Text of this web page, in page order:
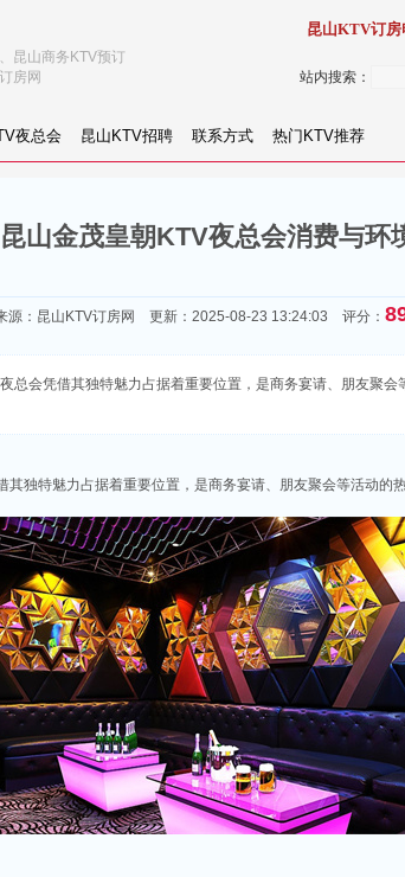
站内搜索：
夜总会 昆山KTV招聘 联系方式 热门KTV推荐
昆山商务KTV预订
房网
昆山KTV订房
昆山金茂皇朝KTV夜总会消费与环
源： 昆山KTV订房网 更新：2025-08-23 13:24:03 评分：
总会凭借其独特魅力占据着重要位置，是商务宴请、朋友聚
独特魅力占据着重要位置，是商务宴请、朋友聚会等活动的